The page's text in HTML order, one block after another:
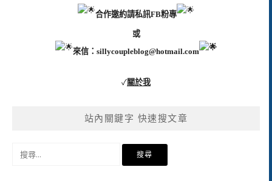
合作邀約請私訊FB粉專
或
來信： sillycoupleblog@hotmail.com
✓關於我
站內關鍵字 快速搜文章